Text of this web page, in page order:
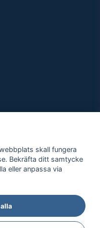
Köpvillkor
skall fungera
Bekräfta ditt samtycke
eller anpassa via